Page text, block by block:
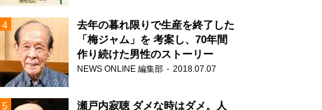
去年の暮れ限りで生産を終了した
「梅ジャム」を 考案し、70年間
作り続けた男性のストーリー
NEWS ONLINE 編集部 2018.07.07
瀬戸内寂聴 ダメな時はダメ。人